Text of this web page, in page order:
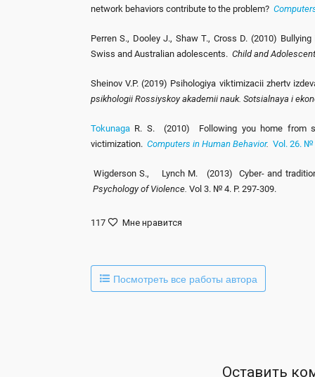
network behaviors contribute to the problem?
Perren S., Dooley J., Shaw T., Cross D. (2010)
Swiss and Australian adolescents. Child and
Sheinov V.P. (2019) Psihologiya viktimizacii zhertv
psikhologii Rossiyskoy akademii nauk. Sotsialnaya i
TokunagaR. S. (2010) Following you home from
victimization. Computers in Human Behavior. Vol. 26. №
Wigderson S., Lynch M. (2013) Cyber- and
Psychology of Violence. Vol 3. № 4. P. 297-309.
117 Мне нравится
Посмотреть все работы автора
Оставить